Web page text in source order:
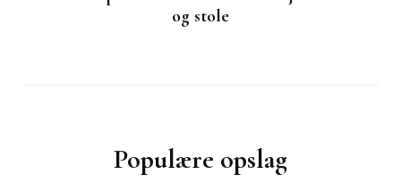
og stole
Populære opslag